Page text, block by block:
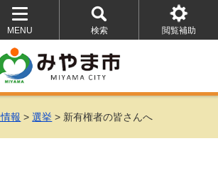
MENU
を
開
く
検索
を
開
く
閲覧補助
を
報 >選挙 > 新有権者の皆さんへ